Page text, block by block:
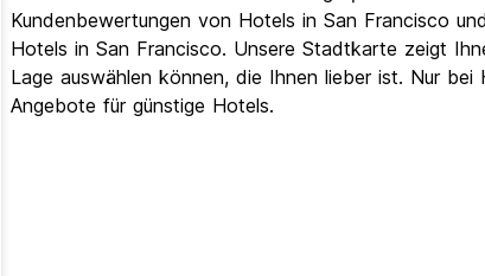
Kundenbewertungen von Hotels in San Francisco
Hotels in San Francisco. Unsere Stadtkarte zeigt
Lage auswählen können, die Ihnen lieber ist. Nur
Angebote für günstige Hotels.